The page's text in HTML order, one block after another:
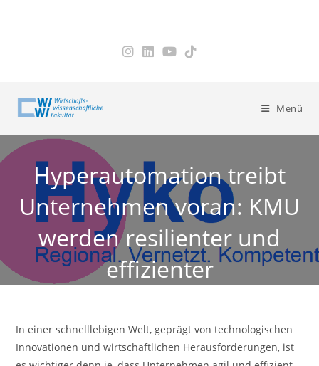
Menü
Hyperautomation treibt
Unternehmen voran: KMU
werden resilienter und
effizienter
In einer schnelllebigen Welt, geprägt von technologischen
Innovationen und wirtschaftlichen Herausforderungen, ist